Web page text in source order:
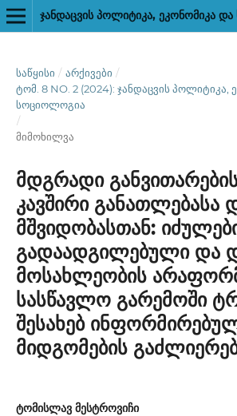
ᲯᲐᲜᲓᲐᲪᲕᲘᲡ ᲞᲝᲚᲘᲢᲘᲙᲐ, ᲔᲙᲝᲜᲝᲛᲘᲙᲐ
ᲡᲐᲬᲧᲘᲡᲘ / ᲐᲠᲥᲘᲕᲔᲑᲘ /
ᲢᲝᲛ. 8 NO. 2 (2024): ᲯᲐᲜᲓᲐᲪᲕᲘᲡ ᲞᲝᲚᲘᲢᲘᲙᲐ,
ᲡᲝᲪᲘᲝᲚᲝᲒᲘᲐ
/
მიმოხილვა
მდგრადი განვითარების
კავშირი განათლებასა
მშვიდობასთან:
გადაადგილებული და
მოსახლეობის
სასწავლო გარემოში
შესახებ
მიდგომების
ტომისლავ მესტროვიჩი